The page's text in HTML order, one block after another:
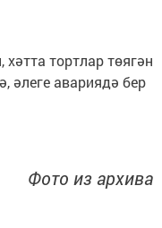
тортлар төягән
әлеге авариядә бер
Фото из архива